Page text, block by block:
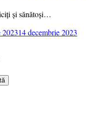
și sănătoși…
202314 decembrie 2023